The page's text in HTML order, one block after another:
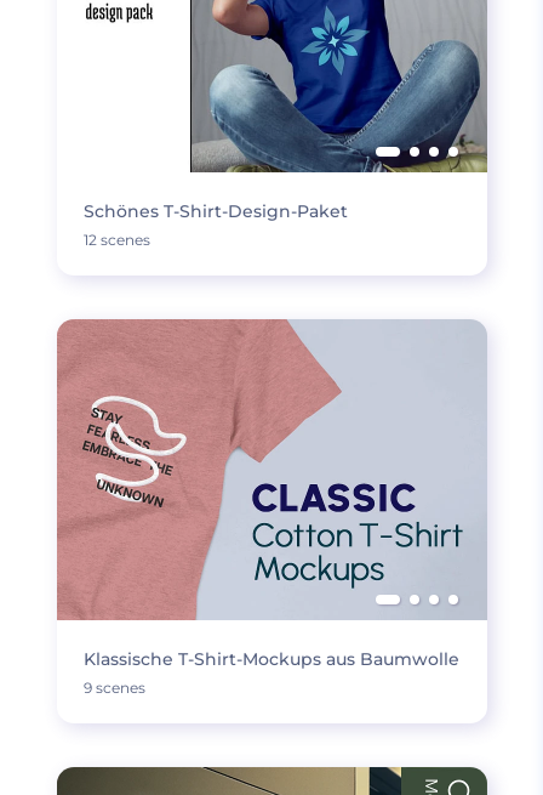
Schönes T-Shirt-Design-Paket
12 scenes
Klassische T-Shirt-Mockups aus Baumwolle
9 scenes